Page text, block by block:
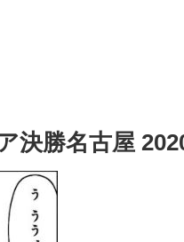
決勝名古屋